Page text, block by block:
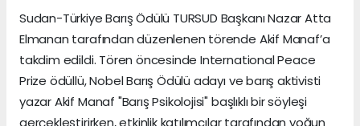
Sudan-Türkiye Barış Ödülü TURSUD Başkanı Nazar Atta
Elmanan tarafından düzenlenen törende Akif Manaf’a
takdim edildi. Tören öncesinde International Peace
Prize ödüllü, Nobel Barış Ödülü adayı ve barış aktivisti
yazar Akif Manaf "Barış Psikolojisi" başlıklı bir söyleşi
gerçekleştirirken, etkinlik katılımcılar tarafından yoğun